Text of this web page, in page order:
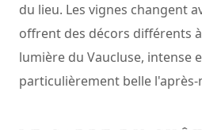
du lieu. Les vignes changent
offrent des décors différents
lumière du Vaucluse, intense
particulièrement belle l'après-